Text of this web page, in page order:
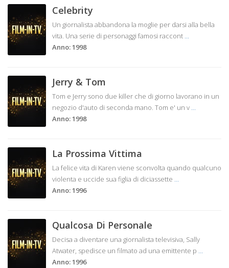
Celebrity
Un giornalista abbandona la moglie per darsi alla bella
vita. Una serie di personaggi famosi raccont ...
Anno: 1998
Jerry & Tom
Tom e Jerry sono due killer che di giorno lavorano in un
negozio d'auto di seconda mano. Tom e' un v ...
Anno: 1998
La Prossima Vittima
La felice vita di Karen viene sconvolta quando qualcuno
violenta e uccide sua figlia di diciassette ...
Anno: 1996
Qualcosa Di Personale
Decisa a diventare una giornalista televisiva, Sally
Atwater, spedisce un filmato ad una emittente p ...
Anno: 1996